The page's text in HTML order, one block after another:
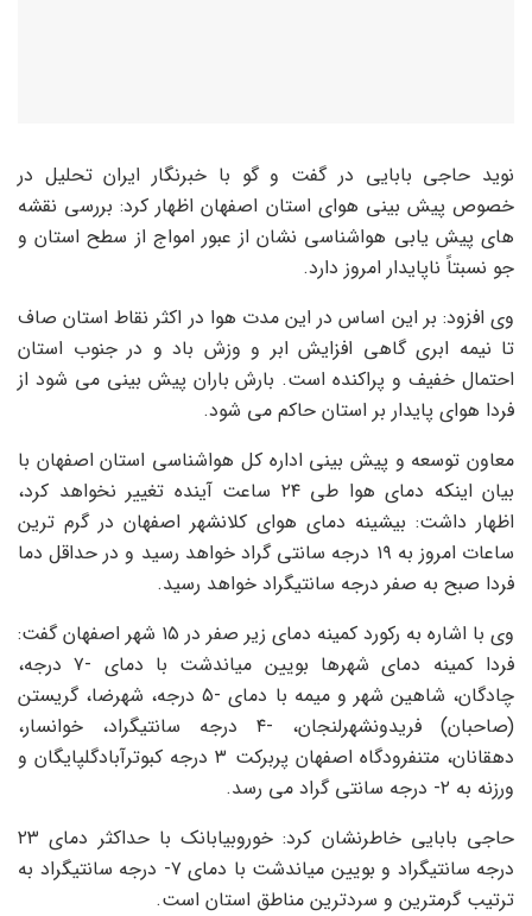
نوید حاجی بابایی در گفت و گو با خبرنگار ایران تحلیل در
خصوص پیش بینی هوای استان اصفهان اظهار کرد: بررسی نقشه
های پیش یابی هواشناسی نشان از عبور امواج از سطح استان و
جو نسبتاً ناپایدار امروز دارد.
وی افزود: بر این اساس در این مدت هوا در اکثر نقاط استان صاف
تا نیمه ابری گاهی افزایش ابر و وزش باد و در جنوب استان
احتمال خفیف و پراکنده است. بارش باران پیش بینی می شود از
فردا هوای پایدار بر استان حاکم می شود.
معاون توسعه و پیش بینی اداره کل هواشناسی استان اصفهان با
بیان اینکه دمای هوا طی ۲۴ ساعت آینده تغییر نخواهد کرد،
اظهار داشت: بیشینه دمای هوای کلانشهر اصفهان در گرم ترین
ساعات امروز به ۱۹ درجه سانتی گراد خواهد رسید و در حداقل دما
فردا صبح به صفر درجه سانتیگراد خواهد رسید.
وی با اشاره به رکورد کمینه دمای زیر صفر در ۱۵ شهر اصفهان گفت:
فردا کمینه دمای شهرها بویین
میاندشت با دمای -۷ درجه،
چادگان، شاهین شهر و میمه با دمای -۵ درجه، شهرضا،
گریستن
(صاحبان) فریدونشهرلنجان، -۴ درجه سانتیگراد، خوانسار،
دهقانان،متنفرودگاه اصفهان پربرکت ۳ درجه کبوترآبادگلپایگان و
ورزنه به ۲- درجه سانتی گراد می رسد.
حاجی بابایی خاطرنشان کرد: خوروبیابانک
با حداکثر دمای ۲۳
درجه سانتیگراد و بویین
میاندشت با دمای ۷- درجه سانتیگراد به
ترتیب گرمترین و سردترین مناطق استان است.